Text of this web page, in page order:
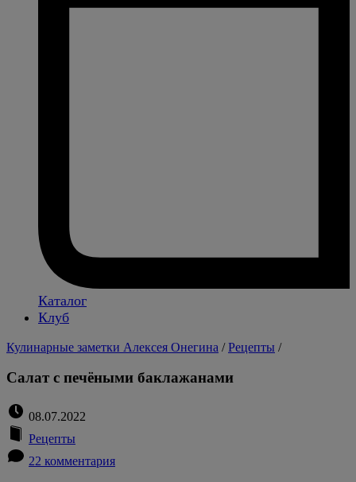
Каталог
Клуб
Кулинарные заметки Алексея Онегина /Рецепты /
Салат с печёными баклажанами
08.07.2022
Рецепты
22 комментария